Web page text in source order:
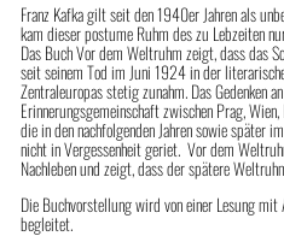
Franz Kafka gilt seit den 1940er Jahren als
kam dieser postume Ruhm des zu Lebzeiten
Das Buch Vor dem Weltruhm zeigt, dass das
seit seinem Tod im Juni 1924 in der
Zentraleuropas stetig zunahm. Das Gedenken
Erinnerungsgemeinschaft zwischen Prag,
die in den nachfolgenden Jahren sowie später
nicht in Vergessenheit geriet. Vor dem
Nachleben und zeigt, dass der spätere
Die Buchvorstellung wird von einer Lesung
begleitet.